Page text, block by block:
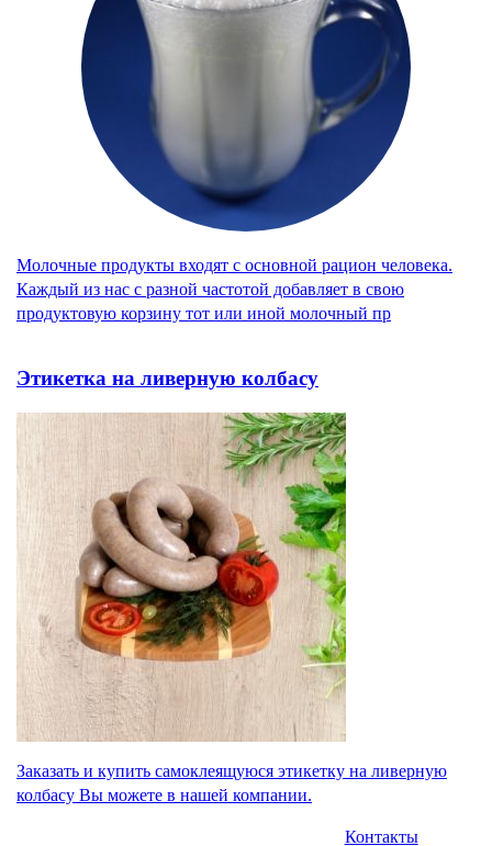
Молочные продукты входят с основной рацион человека.
Каждый из нас с разной частотой добавляет в свою
продуктовую корзину тот или иной молочный пр
Этикетка на ливерную колбасу
Заказать и купить самоклеящуюся этикетку на ливерную
колбасу Вы можете в нашей компании.
Контакты